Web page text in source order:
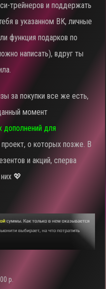
трейнеров и поддержать
в указанном ВК, личные
функция подарков по
написать), вдруг ты
за покупки все же есть,
момент
дополнений для
о которых позже. В
и акций, сперва
💖
р.